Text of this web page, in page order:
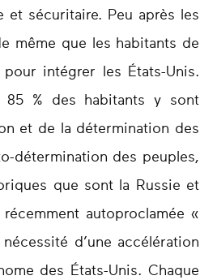
et sécuritaire. Peu après les
même que les habitants de
intégrer les États-Unis.
85 % des habitants y sont
et de la détermination des
détermination des peuples,
que sont la Russie et
autoproclamée «
d’une accélération
des États-Unis. Chaque